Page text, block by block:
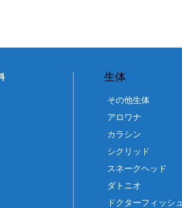
生体
その他生体
アロワナ
カラシン
シクリッド
スネークヘッド
ダトニオ
ドクターフィッシュ